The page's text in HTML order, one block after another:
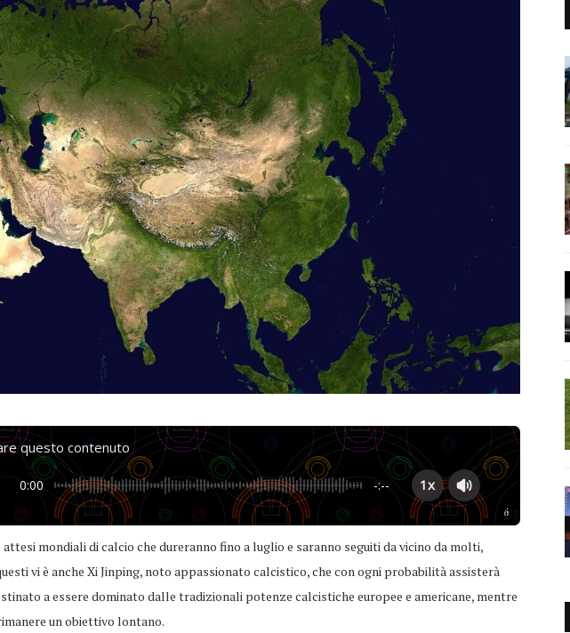
questo contenuto
0:00 -:-- 1x
Powered By GSpeech
mondiali di calcio che dureranno fino a luglio e saranno seguiti da vicino da molti,
vi è anche Xi Jinping, noto appassionato calcistico, che con ogni probabilità assisterà
a essere dominato dalle tradizionali potenze calcistiche europee e americane, mentre
un obiettivo lontano.